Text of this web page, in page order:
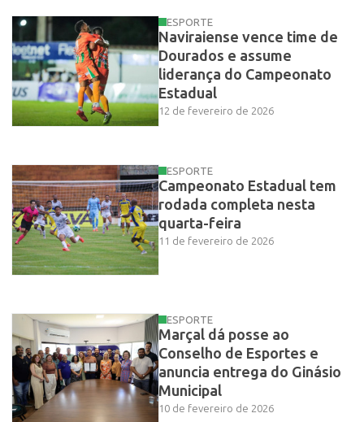
ESPORTE
Naviraiense vence time de
Dourados e assume
liderança do Campeonato
Estadual
12 de fevereiro de 2026
ESPORTE
Campeonato Estadual tem
rodada completa nesta
quarta-feira
11 de fevereiro de 2026
ESPORTE
Marçal dá posse ao
Conselho de Esportes e
anuncia entrega do Ginásio
Municipal
10 de fevereiro de 2026